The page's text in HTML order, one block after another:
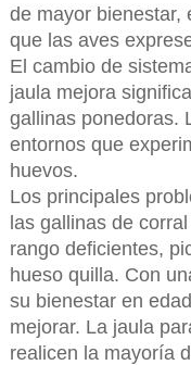
de mayor bienestar,
que las aves
El cambio de
jaula mejora
gallinas ponedoras.
entornos que
huevos.
Los principales
las gallinas de
rango deficientes,
hueso quilla. Con
su bienestar en
mejorar. La jaula
realicen la mayoría